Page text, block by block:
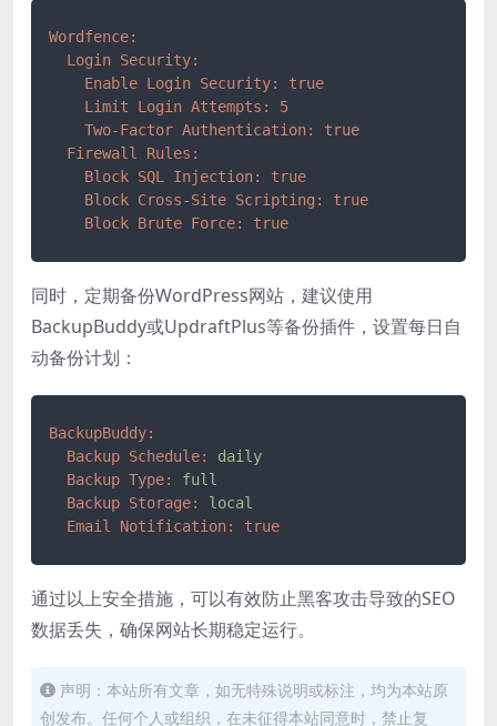
Wordfence:
Login Security:
Enable Login Security:
true
Limit Login Attempts:
5
Two-Factor Authentication:
true
Firewall Rules:
Block SQL Injection:
true
Block Cross-Site Scripting:
true
Block Brute Force:
true
同时，定期备份WordPress网站，建议使用
BackupBuddy或UpdraftPlus等备份插件，设置每日自
动备份计划：
BackupBuddy:
Backup Schedule:
daily
Backup Type:
full
Backup Storage:
local
Email Notification:
true
通过以上安全措施，可以有效防止黑客攻击导致的SEO
数据丢失，确保网站长期稳定运行。
声明：本站所有文章，如无特殊说明或标注，均为本站原
创发布。任何个人或组织，在未征得本站同意时，禁止复